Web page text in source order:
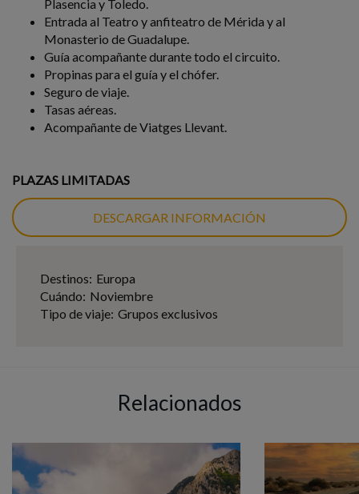
Plasencia y Toledo.
Entrada al Teatro y anfiteatro de Mérida y al
Monasterio de Guadalupe.
Guía acompañante durante todo el circuito.
Propinas para el guía y el chófer.
Seguro de viaje.
Tasas aéreas.
Acompañante de Viatges Llevant.
PLAZAS LIMITADAS
DESCARGAR INFORMACIÓN
Destinos: Europa
Cuándo: Noviembre
Tipo de viaje: Grupos exclusivos
Relacionados